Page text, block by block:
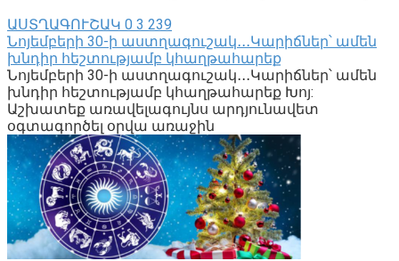
ԱՍՏՂԱԳՈՒՇԱԿ 0 3 239
Նոյեմբերի 30-ի աստղագուշակ․․․Կարիճներ՝ ամեն
խնդիր հեշտությամբ կհաղթահարեք
Նոյեմբերի 30-ի աստղագուշակ․․․Կարիճներ՝ ամեն
խնդիր հեշտությամբ կհաղթահարեք Խոյ:
Աշխատեք առավելագույնս արդյունավետ
օգտագործել օրվա առաջին